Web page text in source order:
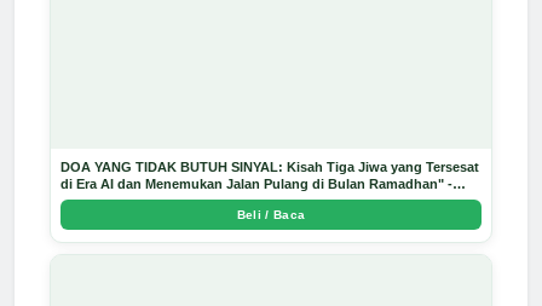
DOA YANG TIDAK BUTUH SINYAL: Kisah Tiga Jiwa yang Tersesat
di Era AI dan Menemukan Jalan Pulang di Bulan Ramadhan" -
Arda Dinata
Beli / Baca